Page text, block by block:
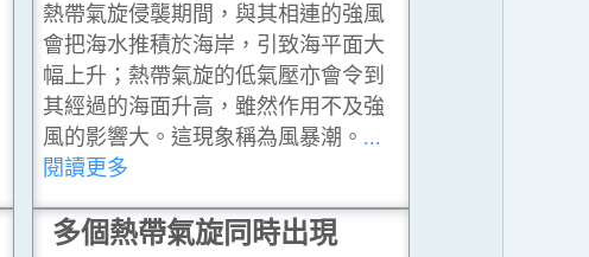
熱帶氣旋侵襲期間，與其相連的強風
會把海水推積於海岸，引致海平面大
幅上升；熱帶氣旋的低氣壓亦會令到
其經過的海面升高，雖然作用不及強
風的影響大。這現象稱為風暴潮。 ...
閱讀更多
多個熱帶氣旋同時出現